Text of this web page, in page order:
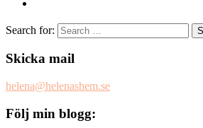
Search for:
Skicka mail
helena@helenashem.se
Följ min blogg: